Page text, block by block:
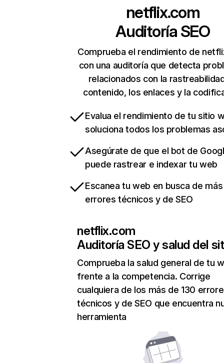
netflix.com
Auditoría SEO
Comprueba el rendimiento de
con una auditoría que detecta
relacionados con la
contenido, los enlaces y la
Evalua el rendimiento de tu sitio
soluciona todos los problemas
Asegúrate de que el bot de
puede rastrear e indexar tu web
Escanea tu web en busca de
errores técnicos y de SEO
netflix.com
Auditoría SEO y salud del
Comprueba la salud general de tu
frente a la competencia. Corrige
cualquiera de los más de 130
técnicos y de SEO que encuentra
herramienta